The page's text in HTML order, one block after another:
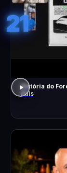
21
História do
Pais